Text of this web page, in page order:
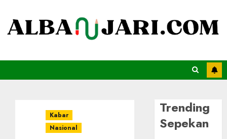
Kabar
Nasional
Trending
Sepekan